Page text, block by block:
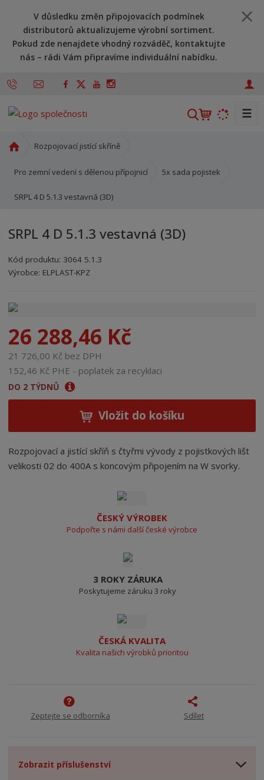
V důsledku změn připojovacích podmínek
distributorů aktualizujeme výrobní sortiment.
Pokud zde nenajdete vhodný rozváděč, kontaktujte
nás – rádi Vám připravíme individuální nabídku.
V
e
☰
o
n
t
a
n
Rozpojovací jistící skříně
Pro zemní vedení s dělenou přípojnicí 5x sada pojistek
SRPL 4 D 5.1.3 vestavná (3D)
SRPL 4 D 5.1.3 vestavná (3D)
Kód produktu: 3064 5.1.3
Kód výrobce: 8595208601545
Kód dodavatele:8595208601545
Výrobce: ELPLAST-KPZ
26 288,46 Kč
21 726,00 Kč bez DPH
152,46 Kč PHE - poplatek za recyklaci
DO 2 TÝDNŮ
Vložit do košíku
Rozpojovací a jistící skříň s čtyřmi vývody z pojistkových lišt
velikosti 02 do 400A s koncovým připojením na W svorky.
ČESKÝ VÝROBEK
Podpořte s námi další české výrobce
3 ROKY ZÁRUKA
Poskytujeme záruku 3 roky
ČESKÁ KVALITA
Kvalita našich výrobků prioritou
Zeptejte se odborníka Sdílet
Zobrazit příslušenství